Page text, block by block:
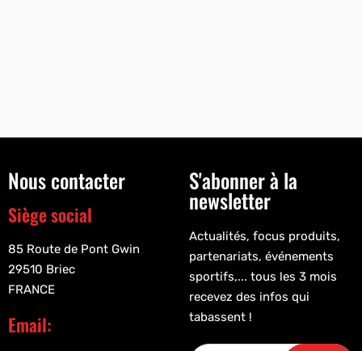
Nous contacter
Siège social
85 Route de Pont Gwin
29510 Briec
FRANCE
Email:
S'abonner à la
newsletter
Actualités, focus produits,
partenariats, événements
sportifs,... tous les 3 mois
recevez des infos qui
tabassent !